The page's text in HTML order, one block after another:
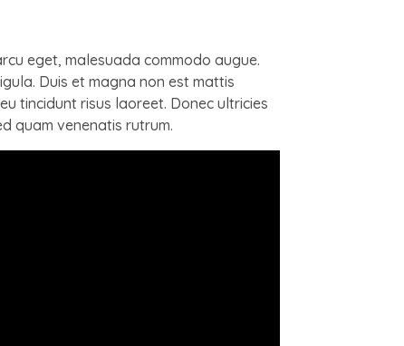
eget, malesuada commodo augue.
Duis et magna non est mattis
tincidunt risus laoreet. Donec ultricies
quam venenatis rutrum.